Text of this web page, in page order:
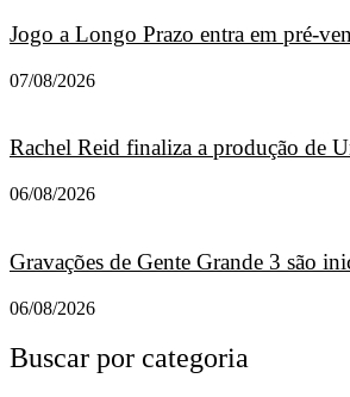
Jogo a Longo Prazo entra em pré-
07/08/2026
Rachel Reid finaliza a produção de
06/08/2026
Gravações de Gente Grande 3 são
06/08/2026
Buscar por categoria